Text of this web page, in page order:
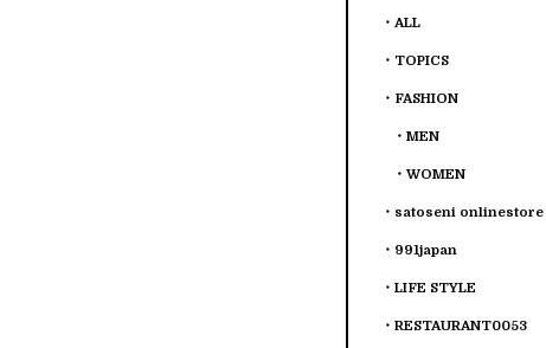
ALL
TOPICS
FASHION
MEN
WOMEN
satoseni onlinestore
991japan
LIFE STYLE
RESTAURANT0053